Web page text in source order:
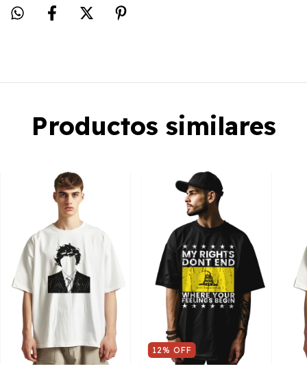
Productos similares
12% OFF